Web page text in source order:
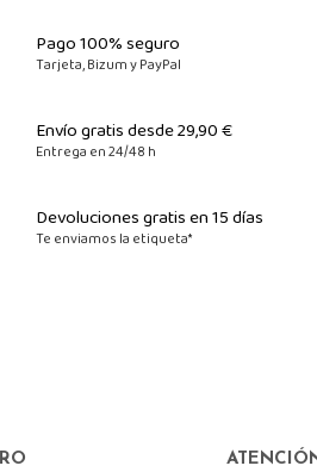
Pago 100% seguro
Tarjeta, Bizum y PayPal
Envío gratis desde 29,90 €
Entrega en 24/48 h
Devoluciones gratis en 15 días
Te enviamos la etiqueta*